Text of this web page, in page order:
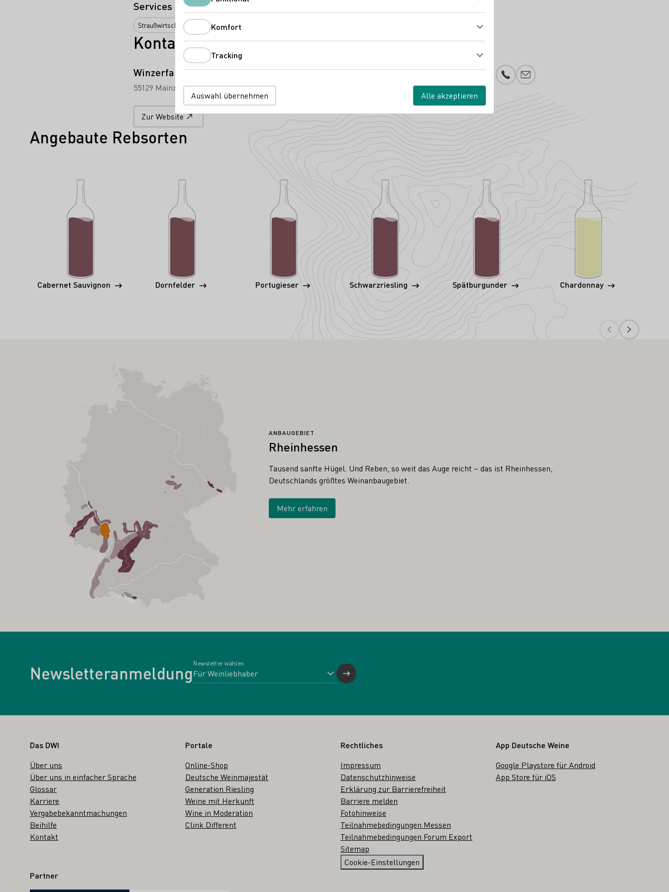
Services
Straußwirtschaft
Kontakt
Winzerfamilie Peter-Dhom
55129 Mainz An der Kleinhohl 7 Rheinhessen
Telefonnummer
E-Mail-Adresse
Zur Website
Angebaute Rebsorten
Cabernet Sauvignon Dornfelder Portugieser Schwarzriesling Spätburgunder Chardonnay
ANBAUGEBIET
Rheinhessen
Tausend sanfte Hügel. Und Reben, so weit das Auge reicht – das ist Rheinhessen,
Deutschlands größtes Weinanbaugebiet.
Mehr erfahren
Newsletteranmeldung
Newsletter wählen
Fußbereich
Das DWI
Über uns
Über uns in einfacher Sprache
Glossar
Karriere
Vergabebekanntmachungen
Beihilfe
Kontakt
Portale
Online-Shop
Deutsche Weinmajestät
Generation Riesling
Weine mit Herkunft
Wine in Moderation
Clink Different
Rechtliches
Impressum
Datenschutzhinweise
Erklärung zur Barrierefreiheit
Barriere melden
Fotohinweise
Teilnahmebedingungen Messen
Teilnahmebedingungen Forum Export
Sitemap
Cookie-Einstellungen
Funktional
Komfort
Tracking
Auswahl übernehmen Alle akzeptieren
App Deutsche Weine
Google Playstore für Android
App Store für iOS
Partner